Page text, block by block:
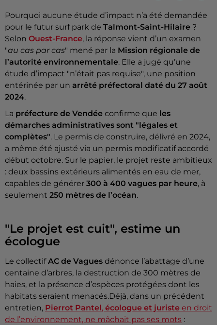
Pourquoi aucune étude d’impact n’a été demandée
pour le futur surf park de Talmont-Saint-Hilaire ?
Selon Ouest-France, la réponse vient d’un examen
"au cas par cas" mené par la Mission régionale de
l’autorité environnementale. Elle a jugé qu’une
étude d’impact "n’était pas requise", une position
entérinée par un arrêté préfectoral daté du 27 août
2024.
La préfecture de Vendée confirme que les
démarches administratives sont "légales et
complètes". Le permis de construire, délivré en 2024,
a même été ajusté via un permis modificatif accordé
début octobre. Sur le papier, le projet reste ambitieux
: deux bassins extérieurs alimentés en eau de mer,
capables de générer 300 à 400 vagues par heure, à
seulement 250 mètres de l’océan.
"Le projet est cuit", estime un
écologue
Le collectifAC de Vagues dénonce l’abattage d’une
centaine d’arbres, la destruction de 300 mètres de
haies, et la présence d’espèces protégées dont les
habitats seraient menacés.Déjà, dans un précédent
entretien, Pierrot Pantel , écologue et juriste en droit
de l’environnement, ne mâchait pas ses mots :